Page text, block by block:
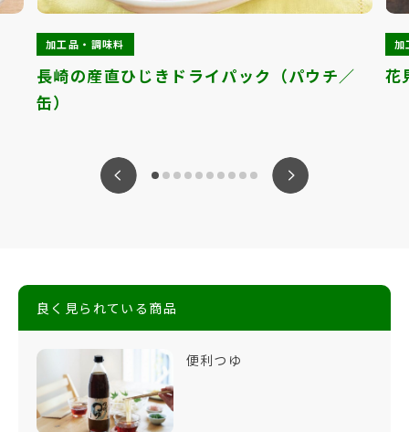
加工品・調味料
長崎の産直ひじきドライパック（パウチ／
缶）
加
花
良く見られている商品
便利つゆ